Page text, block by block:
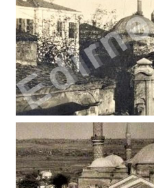
AHİ ÇELEBİ ÇUBUKÇULAR